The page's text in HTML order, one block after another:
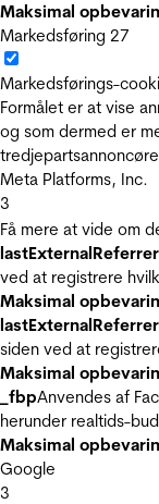
Maksimal
Markedsføring 27
Markedsførings-
Formålet er at vise
og som dermed er
Meta Platforms, Inc.
3
Få mere at vide om
lastExternalReferrer
ved at registrere
Maksimal
siden ved at
Maksimal
_fbpAnvendes af
herunder realtids-
Maksimal
Google
3